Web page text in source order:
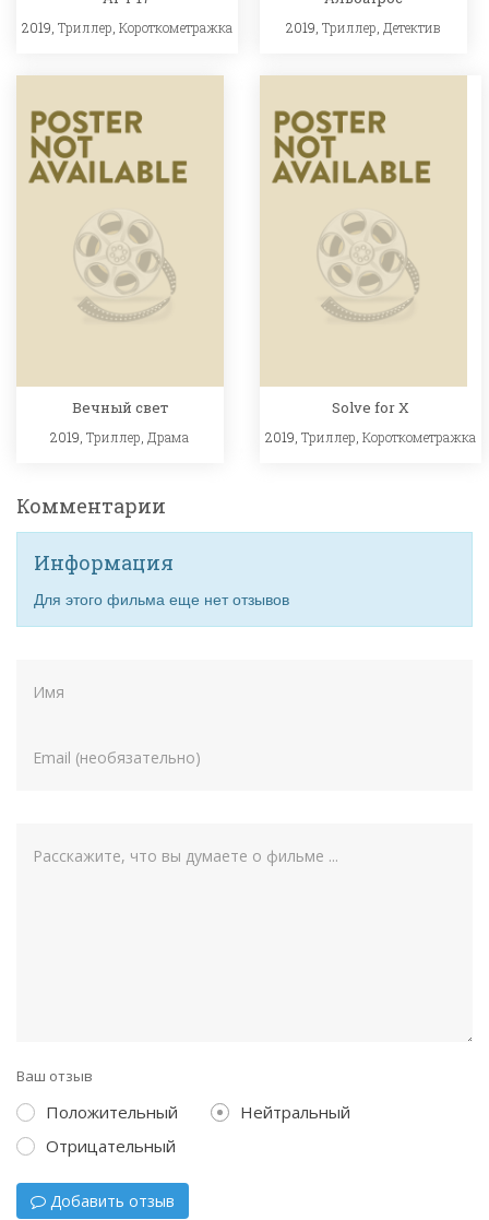
2019, Триллер Короткометражка 2019,Триллер Детектив
Вечный свет
2019,Триллер Драма
Solve for X
2019,Триллер ,Короткометражка
Комментарии
Информация
Для этого фильма еще нет отзывов
Ваш отзыв
Положительный
Нейтральный
Отрицательный
Добавить отзыв